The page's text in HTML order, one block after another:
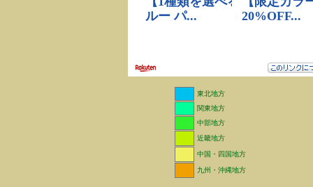
東北地方
関東地方
中部地方
近畿地方
中国・四国地方
九州・沖縄地方